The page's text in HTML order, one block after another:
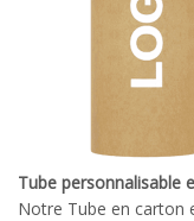
Tube personnalisable
Notre Tube en carton